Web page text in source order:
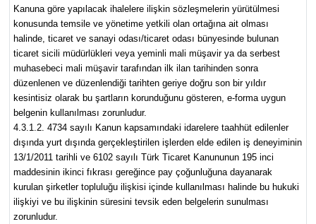
Kanuna göre yapılacak ihalelere ilişkin sözleşmelerin yürütülmesi
konusunda temsile ve yönetime yetkili olan ortağına ait olması
halinde, ticaret ve sanayi odası/ticaret odası bünyesinde bulunan
ticaret sicili müdürlükleri veya yeminli mali müşavir ya da serbest
muhasebeci mali müşavir tarafından ilk ilan tarihinden sonra
düzenlenen ve düzenlendiği tarihten geriye doğru son bir yıldır
kesintisiz olarak bu şartların korunduğunu gösteren, e-forma uygun
belgenin kullanılması zorunludur.
4.3.1.2. 4734 sayılı Kanun kapsamındaki idarelere taahhüt edilenler
dışında yurt dışında gerçekleştirilen işlerden elde edilen iş deneyiminin
13/1/2011 tarihli ve 6102 sayılı Türk Ticaret Kanununun 195 inci
maddesinin ikinci fıkrası gereğince pay çoğunluğuna dayanarak
kurulan şirketler topluluğu ilişkisi içinde kullanılması halinde bu hukuki
ilişkiyi ve bu ilişkinin süresini tevsik eden belgelerin sunulması
zorunludur.